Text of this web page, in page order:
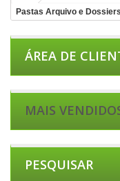
Pastas Arquivo e Dossiers
ÁREA DE
MAIS
PESQUISAR